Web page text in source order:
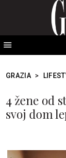
GRAZIA >
4 žene od
svoj dom